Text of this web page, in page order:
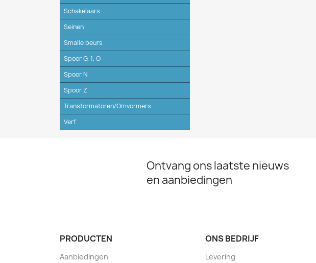
Schakelaars
Seinen
Smalle beurs
Spoor G, 1, O
Spoor N
Spoor Z
Transformatoren/Omvormers
Verf
Ontvang ons laatste nieuws
en aanbiedingen
PRODUCTEN
Aanbiedingen
ONS BEDRIJF
Levering